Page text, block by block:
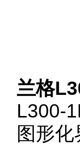
兰格
L300-
图形